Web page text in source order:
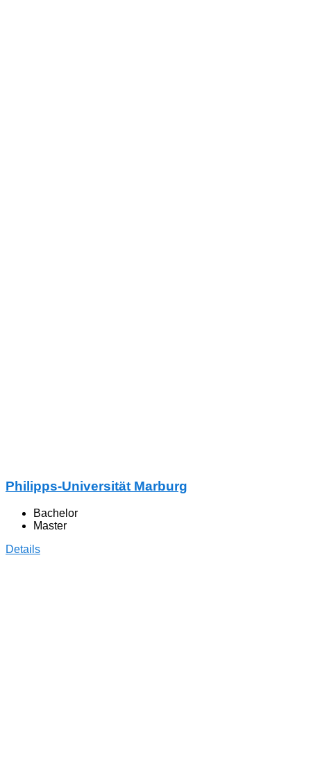
Philipps-Universität Marburg
Bachelor
Master
Details